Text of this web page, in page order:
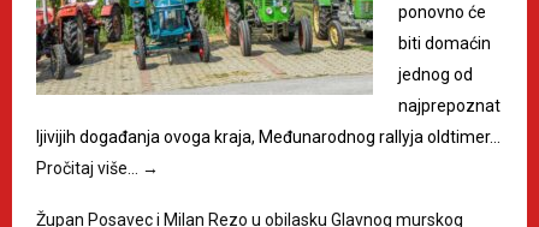
ponovno će
biti domaćin
jednog od
najprepoznat
ljivijih događanja ovoga kraja, Međunarodnog rallyja oldtimer…
Pročitaj više…
→
Župan Posavec i Milan Rezo u obilasku Glavnog murskog